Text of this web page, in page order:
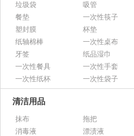
垃圾袋
吸管
餐垫
一次性筷子
塑封膜
杯垫
纸轴棉棒
一次性桌布
牙签
纸品湿巾
一次性餐具
一次性手套
一次性纸杯
一次性袋子
清洁用品
抹布
拖把
消毒液
漂渍液